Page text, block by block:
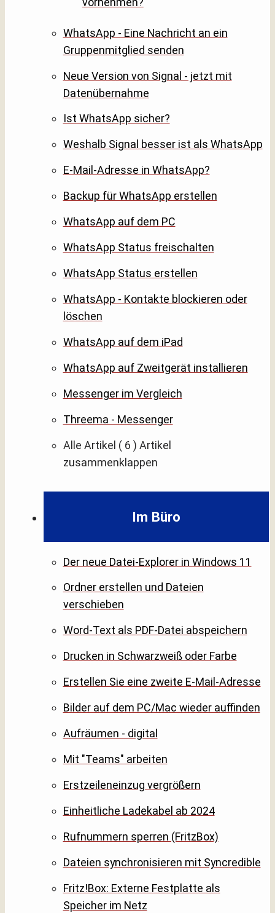
WhatsApp - Eine Nachricht an ein
Gruppenmitglied senden
Neue Version von Signal - jetzt mit
Datenübernahme
Ist WhatsApp sicher?
Weshalb Signal besser ist als WhatsApp
E-Mail-Adresse in WhatsApp?
Backup für WhatsApp erstellen
WhatsApp auf dem PC
WhatsApp Status freischalten
WhatsApp Status erstellen
WhatsApp - Kontakte blockieren oder
löschen
WhatsApp auf dem iPad
WhatsApp auf Zweitgerät installieren
Messenger im Vergleich
Threema - Messenger
Alle Artikel ( 6 ) Artikel
zusammenklappen
Im Büro
Der neue Datei-Explorer in Windows 11
Ordner erstellen und Dateien
verschieben
Word-Text als PDF-Datei abspeichern
Drucken in Schwarzweiß oder Farbe
Erstellen Sie eine zweite E-Mail-Adresse
Bilder auf dem PC/Mac wieder auffinden
Aufräumen - digital
Mit "Teams" arbeiten
Erstzeileneinzug vergrößern
Einheitliche Ladekabel ab 2024
Rufnummern sperren (FritzBox)
Dateien synchronisieren mit Syncredible
Fritz!Box: Externe Festplatte als
Speicher im Netz